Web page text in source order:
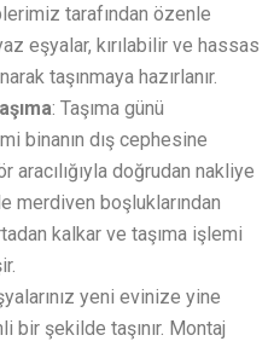
tarafından özenle
eşyalar, kırılabilir ve hassas
taşınmaya hazırlanır.
: Taşıma günü
binanın dış cephesine
aracılığıyla doğrudan nakliye
merdiven boşluklarından
kalkar ve taşıma işlemi
yeni evinize yine
şekilde taşınır. Montaj